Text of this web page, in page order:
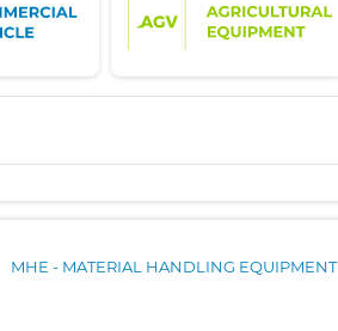
MHE - MATERIAL HANDLING EQUIPMENT